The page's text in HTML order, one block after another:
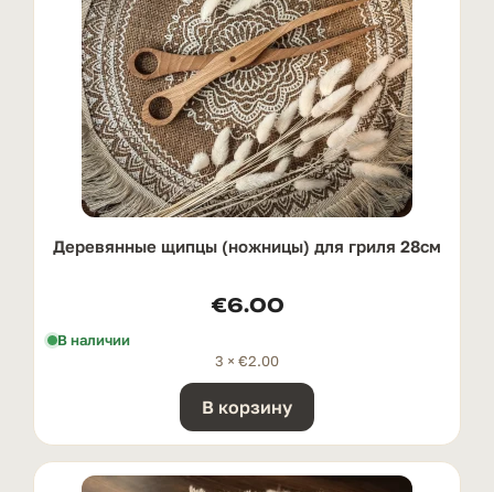
Деревянные щипцы (ножницы) для гриля 28см
€6.00
В наличии
3 × €2.00
В корзину